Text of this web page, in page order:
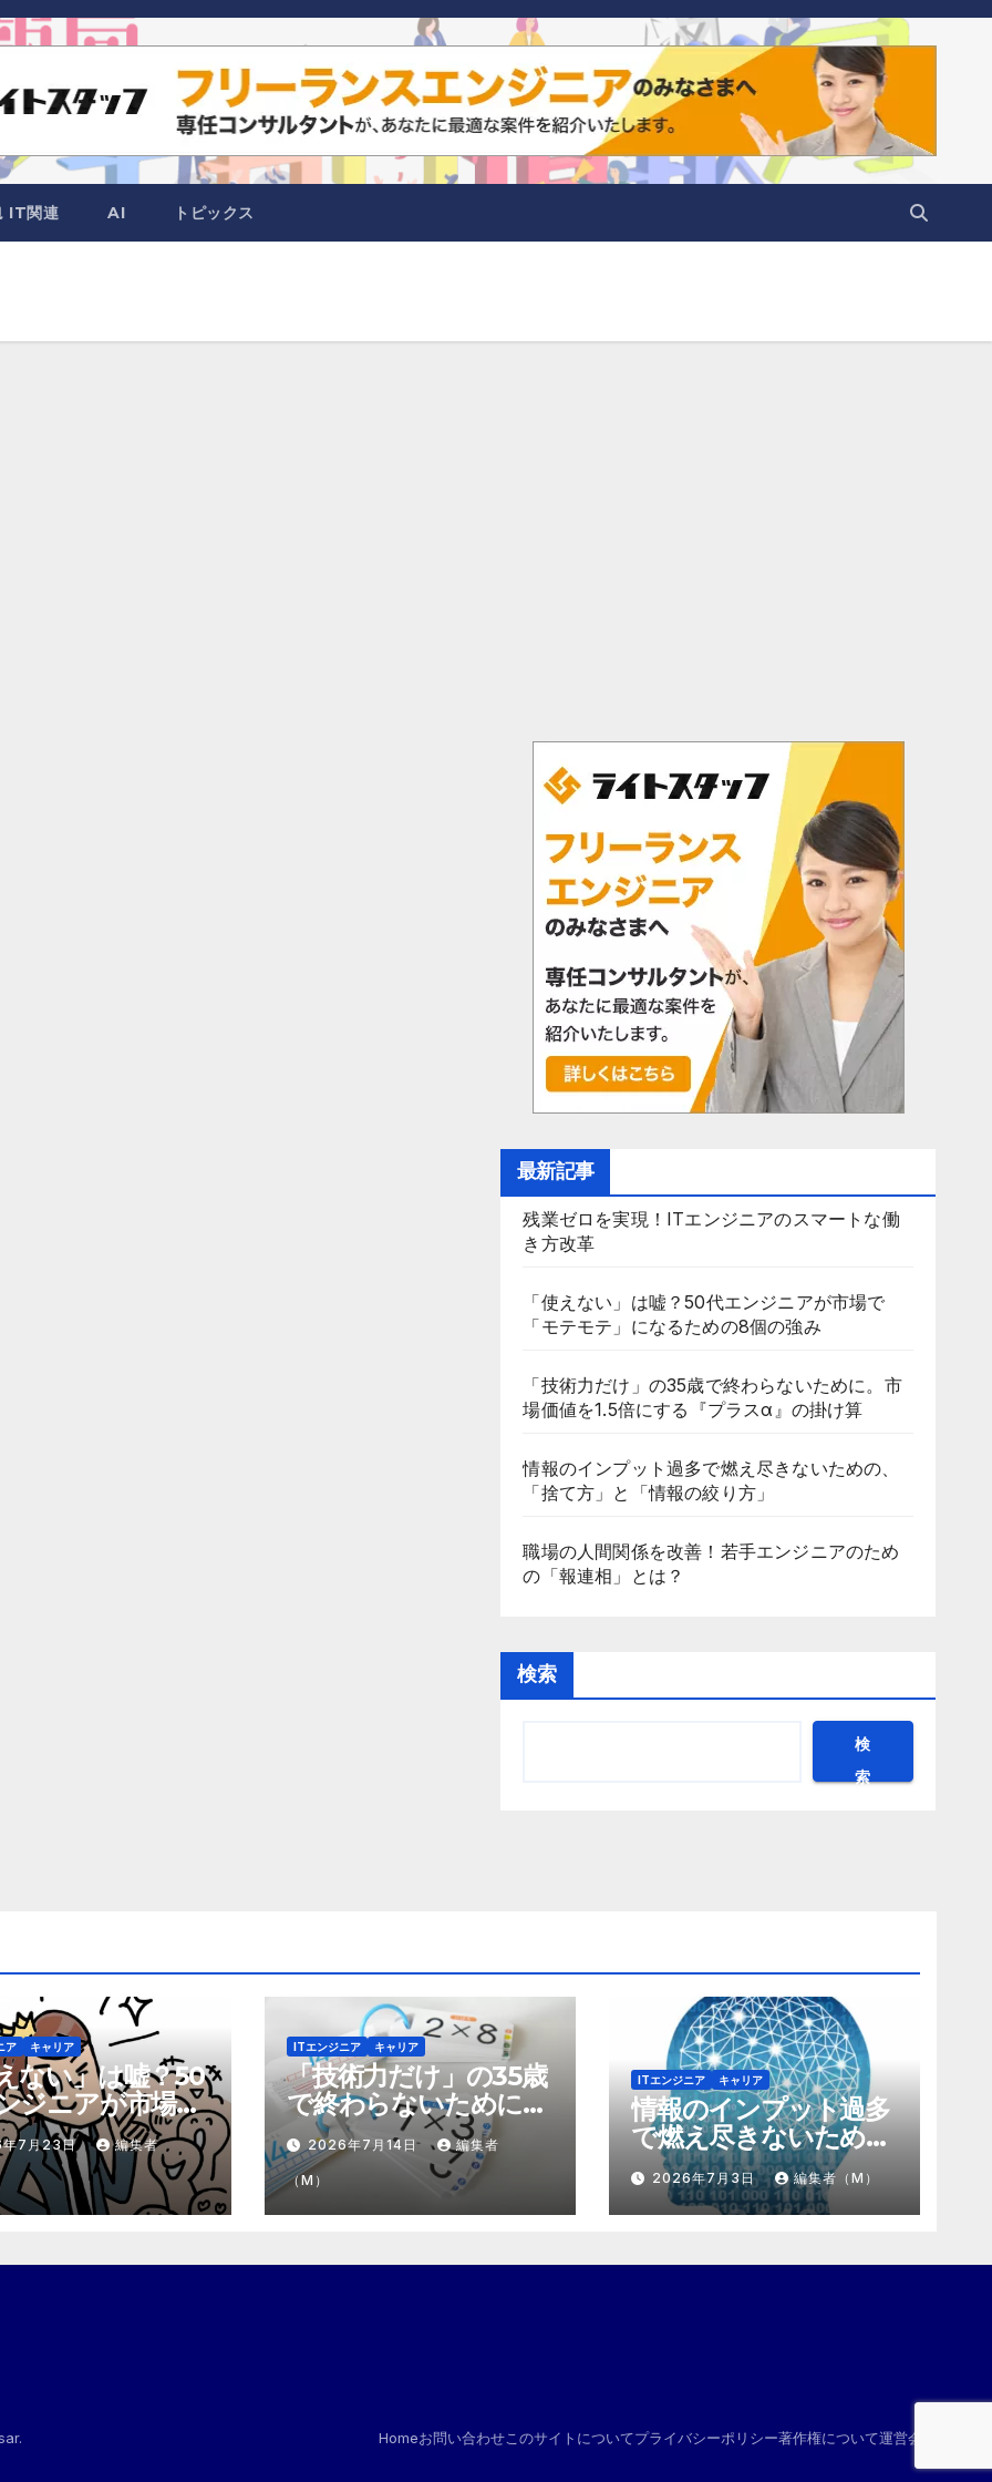
IT関連 AI トピックス
最新記事
残業ゼロを実現！ITエンジニアのスマートな働
き方改革
「使えない」は嘘？50代エンジニアが市場で
「モテモテ」になるための8個の強み
「技術力だけ」の35歳で終わらないために。市
場価値を1.5倍にする『プラスα』の掛け算
情報のインプット過多で燃え尽きないための、
「捨て方」と「情報の絞り方」
職場の人間関係を改善！若手エンジニアのため
の「報連相」とは？
検索
検
索
ア キャリア
ない」は嘘？50
ジニアが市場で
モテ」になるた
個の強み
7月23日 編集者
ITエンジニア キャリア
「技術力だけ」の35歳
で終わらないために。
市場価値を1.5倍にする
『プラスα』の掛け算
2026年7月14日 編集者
（M）
ITエンジニア キャリア
情報のインプット過多
で燃え尽きないため
の、「捨て方」と「情
報の絞り方」
2026年7月3日 編集者（M）
. Homeお問い合わせこのサイトについてプライバシーポリシー著作権について運営会社